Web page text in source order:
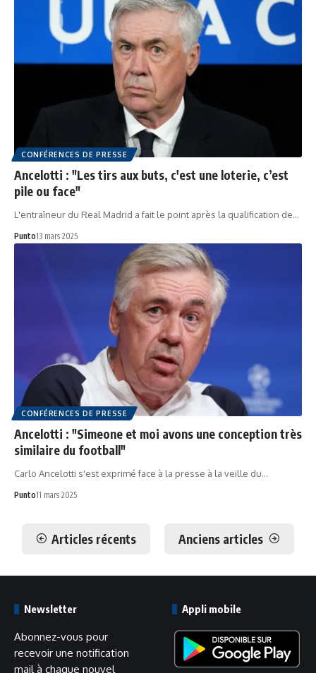
CONFÉRENCES DE PRESSE
Ancelotti : "Les tirs aux buts, c'est une loterie, c’est
pile ou face"
L'entraîneur du Real Madrid a fait le point après la qualification de…
Punto13 mars 2025
CONFÉRENCES DE PRESSE
Ancelotti : "Simeone et moi avons une conception très
similaire du football"
Carlo Ancelotti s'est exprimé face à la presse à la veille du…
Punto11 mars 2025
Articles récents Anciens articles
Newsletter
Abonnez-vous pour
recevoir une notification
mail à chaque nouvel
Appli mobile